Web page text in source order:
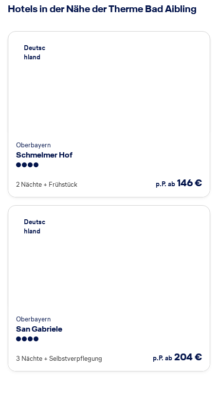
Hotels in der Nähe der Therme Bad Aibling
Deutsc
hland
Oberbayern
Schmelmer Hof
2 Nächte + Frühstück p.P. ab 146€
Deutsc
hland
Oberbayern
San Gabriele
3 Nächte + Selbstverpflegung p.P. ab 204€